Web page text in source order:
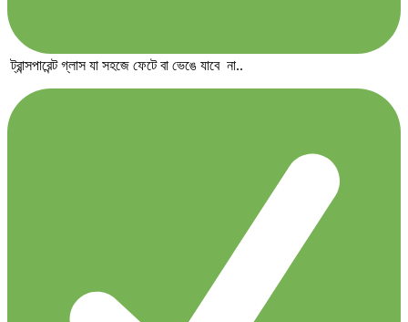
ট্রান্সপারেন্ট গ্লাস যা সহজে ফেটে বা ভেঙে যাবে না..